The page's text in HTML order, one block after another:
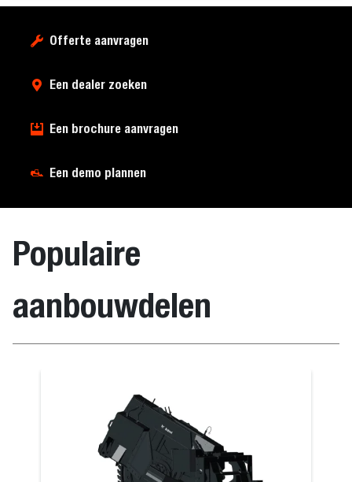
Offerte aanvragen
Een dealer zoeken
Een brochure aanvragen
Een demo plannen
Populaire
aanbouwdelen